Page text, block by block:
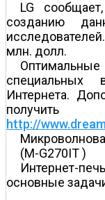
LG
созданию
млн. долл.
специальных
Интернета.
http://
(M-G270IT )
Интернет-
основные